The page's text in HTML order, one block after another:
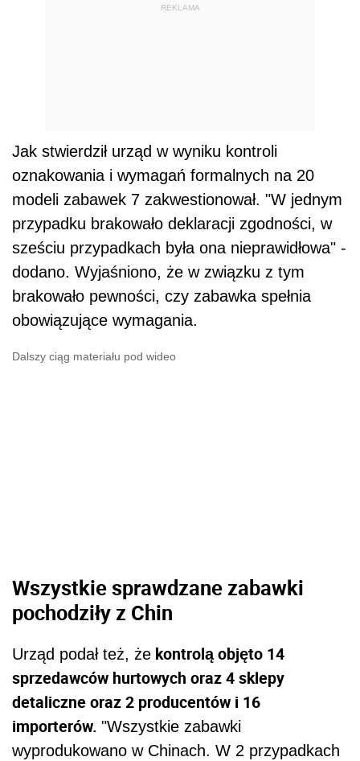
REKLAMA
Jak stwierdził urząd w wyniku kontroli
oznakowania i wymagań formalnych na 20
modeli zabawek 7 zakwestionował. "W jednym
przypadku brakowało deklaracji zgodności, w
sześciu przypadkach była ona nieprawidłowa" -
dodano. Wyjaśniono, że w związku z tym
brakowało pewności, czy zabawka spełnia
obowiązujące wymagania.
Dalszy ciąg materiału pod wideo
Wszystkie sprawdzane zabawki
pochodziły z Chin
Urząd podał też, że kontrolą objęto 14
sprzedawców hurtowych oraz 4 sklepy
detaliczne oraz 2 producentów i 16
importerów. "Wszystkie zabawki
wyprodukowano w Chinach. W 2 przypadkach